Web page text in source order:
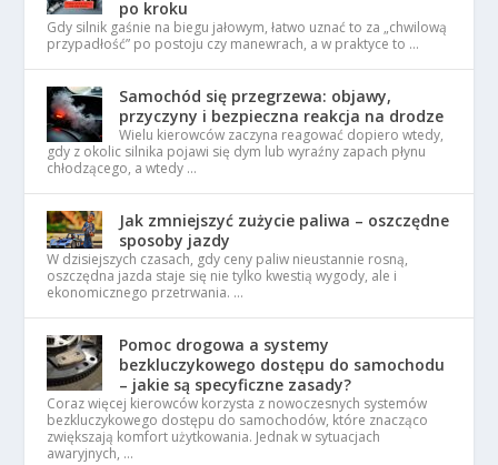
po kroku
Gdy silnik gaśnie na biegu jałowym, łatwo uznać to za „chwilową
przypadłość” po postoju czy manewrach, a w praktyce to …
Samochód się przegrzewa: objawy,
przyczyny i bezpieczna reakcja na drodze
Wielu kierowców zaczyna reagować dopiero wtedy,
gdy z okolic silnika pojawi się dym lub wyraźny zapach płynu
chłodzącego, a wtedy …
Jak zmniejszyć zużycie paliwa – oszczędne
sposoby jazdy
W dzisiejszych czasach, gdy ceny paliw nieustannie rosną,
oszczędna jazda staje się nie tylko kwestią wygody, ale i
ekonomicznego przetrwania. …
Pomoc drogowa a systemy
bezkluczykowego dostępu do samochodu
– jakie są specyficzne zasady?
Coraz więcej kierowców korzysta z nowoczesnych systemów
bezkluczykowego dostępu do samochodów, które znacząco
zwiększają komfort użytkowania. Jednak w sytuacjach
awaryjnych, …